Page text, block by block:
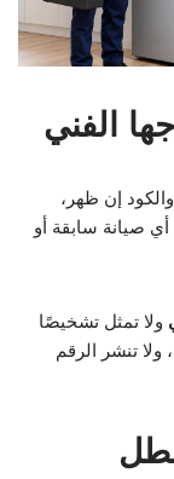
الفني
إن ظهر،
صيانة سابقة أو
ولا تمثل تشخيصًا
ولا تنشر الرقم